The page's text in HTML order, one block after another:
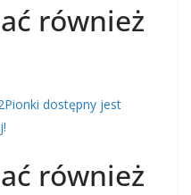
również
dostępny jest
również